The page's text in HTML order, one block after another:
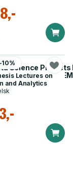
(PLS-
Science Projects
Lectures on
and Analytics